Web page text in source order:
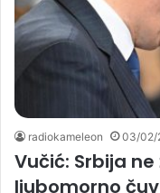
radiokameleon 03/02/
Vučić: Srbija ne
ljubomorno